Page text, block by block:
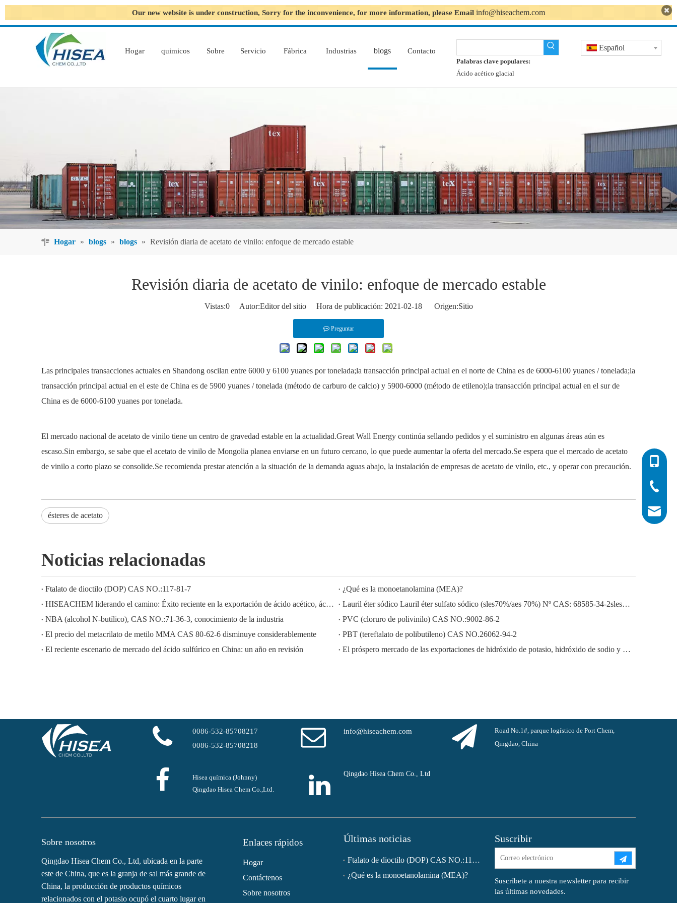
Our new website is under construction, Sorry for the inconvenience, for more information, please Email info@hiseachem.com
Hogar quimicos Sobre Servicio Fábrica Industrias blogs Contacto
Palabras clave populares:
Ácido acético glacial
Español
Hogar » blogs » blogs » Revisión diaria de acetato de vinilo: enfoque de mercado estable
Revisión diaria de acetato de vinilo: enfoque de mercado estable
Vistas:0Autor:Editor del sitio Hora de publicación: 2021-02-18 Origen:Sitio
Preguntar
Las principales transacciones actuales en Shandong oscilan entre 6000 y 6100 yuanes por tonelada;la transacción principal actual en el norte de China es de 6000-6100 yuanes / tonelada;la
transacción principal actual en el este de China es de 5900 yuanes / tonelada (método de carburo de calcio) y 5900-6000 (método de etileno);la transacción principal actual en el sur de
China es de 6000-6100 yuanes por tonelada.
El mercado nacional de acetato de vinilo tiene un centro de gravedad estable en la actualidad.Great Wall Energy continúa sellando pedidos y el suministro en algunas áreas aún es
escaso.Sin embargo, se sabe que el acetato de vinilo de Mongolia planea enviarse en un futuro cercano, lo que puede aumentar la oferta del mercado.Se espera que el mercado de acetato
de vinilo a corto plazo se consolide.Se recomienda prestar atención a la situación de la demanda aguas abajo, la instalación de empresas de acetato de vinilo, etc., y operar con precaución.
ésteres de acetato
Noticias relacionadas
Ftalato de dioctilo (DOP) CAS NO.:117-81-7
¿Qué es la monoetanolamina (MEA)?
HISEACHEM liderando el camino: Éxito reciente en la exportación de ácido acético, ácido oxálico, ácido sulfúrico, ácido nítrico, soda cáustica, álcali líquido y metabisulfito de sodio de China
Lauril éter sódico Lauril éter sulfato sódico (sles70%/aes 70%) Nº CAS: 68585-34-2sles70%/aes 70%) Nº CAS: 68585-34-2
NBA (alcohol N-butílico), CAS NO.:71-36-3, conocimiento de la industria
PVC (cloruro de polivinilo) CAS NO.:9002-86-2
El precio del metacrilato de metilo MMA CAS 80-62-6 disminuye considerablemente
PBT (tereftalato de polibutileno) CAS NO.26062-94-2
El reciente escenario de mercado del ácido sulfúrico en China: un año en revisión
El próspero mercado de las exportaciones de hidróxido de potasio, hidróxido de sodio y peróxido de hidrógeno de China: una revisión del año pasado
0086-
0086-
0086-
0086-532-85708217
0086-532-85708218
info@hiseachem.com
Road No.1#, parque logístico de Port Chem,
Qingdao, China
Hisea química (Johnny)
Qingdao Hisea Chem Co.,Ltd.
Qingdao Hisea Chem Co., Ltd
Sobre nosotros
Qingdao Hisea Chem Co., Ltd, ubicada en la parte
este de China, que es la granja de sal más grande de
China, la producción de productos químicos
relacionados con el potasio ocupó el cuarto lugar en
Enlaces rápidos
Hogar
Contáctenos
Sobre nosotros
Últimas noticias
Ftalato de dioctilo (DOP) CAS NO.:117-81-7
¿Qué es la monoetanolamina (MEA)?
Suscribir
Suscríbete a nuestra newsletter para recibir
las últimas novedades.